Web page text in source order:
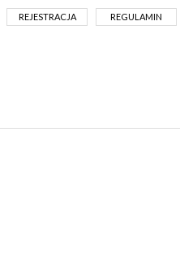
REJESTRACJA REGULAMIN